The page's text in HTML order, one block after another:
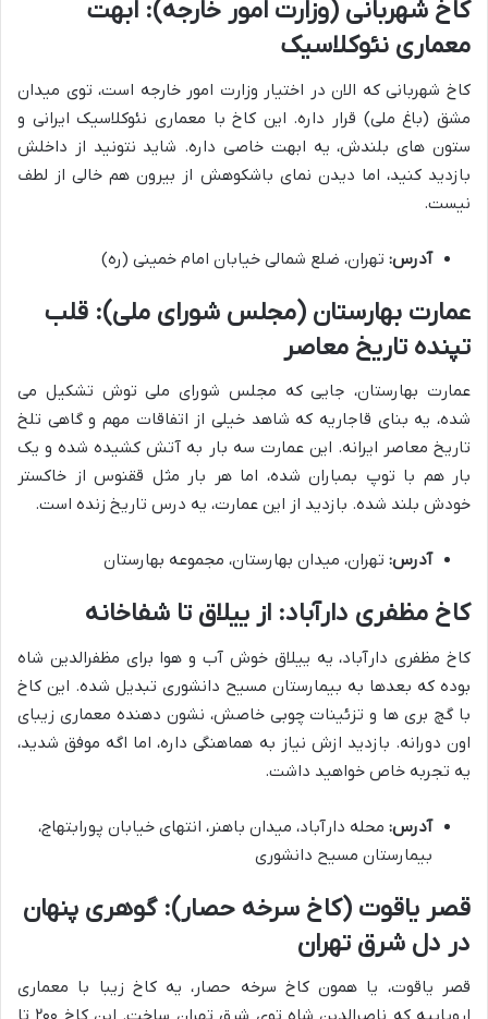
کاخ شهربانی (وزارت امور خارجه): ابهت
معماری نئوکلاسیک
کاخ شهربانی که الان در اختیار وزارت امور خارجه است، توی میدان
مشق (باغ ملی) قرار داره. این کاخ با معماری نئوکلاسیک ایرانی و
ستون های بلندش، یه ابهت خاصی داره. شاید نتونید از داخلش
بازدید کنید، اما دیدن نمای باشکوهش از بیرون هم خالی از لطف
نیست.
آدرس: تهران، ضلع شمالی خیابان امام خمینی (ره)
عمارت بهارستان (مجلس شورای ملی): قلب
تپنده تاریخ معاصر
عمارت بهارستان، جایی که مجلس شورای ملی توش تشکیل می
شده، یه بنای قاجاریه که شاهد خیلی از اتفاقات مهم و گاهی تلخ
تاریخ معاصر ایرانه. این عمارت سه بار به آتش کشیده شده و یک
بار هم با توپ بمباران شده، اما هر بار مثل ققنوس از خاکستر
خودش بلند شده. بازدید از این عمارت، یه درس تاریخ زنده است.
آدرس: تهران، میدان بهارستان، مجموعه بهارستان
کاخ مظفری دارآباد: از ییلاق تا شفاخانه
کاخ مظفری دارآباد، یه ییلاق خوش آب و هوا برای مظفرالدین شاه
بوده که بعدها به بیمارستان مسیح دانشوری تبدیل شده. این کاخ
با گچ بری ها و تزئینات چوبی خاصش، نشون دهنده معماری زیبای
اون دورانه. بازدید ازش نیاز به هماهنگی داره، اما اگه موفق شدید،
یه تجربه خاص خواهید داشت.
آدرس: محله دارآباد، میدان باهنر، انتهای خیابان پورابتهاج،
بیمارستان مسیح دانشوری
قصر یاقوت (کاخ سرخه حصار): گوهری پنهان
در دل شرق تهران
قصر یاقوت، یا همون کاخ سرخه حصار، یه کاخ زیبا با معماری